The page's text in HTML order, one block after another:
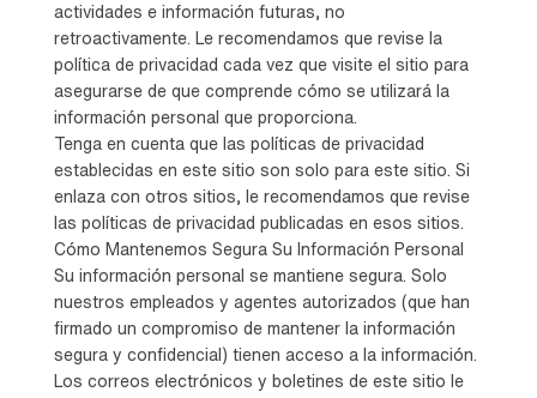
actividades e información futuras, no
retroactivamente. Le recomendamos que revise la
política de privacidad cada vez que visite el sitio para
asegurarse de que comprende cómo se utilizará la
información personal que proporciona.
Tenga en cuenta que las políticas de privacidad
establecidas en este sitio son solo para este sitio. Si
enlaza con otros sitios, le recomendamos que revise
las políticas de privacidad publicadas en esos sitios.
Cómo Mantenemos Segura Su Información Personal
Su información personal se mantiene segura. Solo
nuestros empleados y agentes autorizados (que han
firmado un compromiso de mantener la información
segura y confidencial) tienen acceso a la información.
Los correos electrónicos y boletines de este sitio le